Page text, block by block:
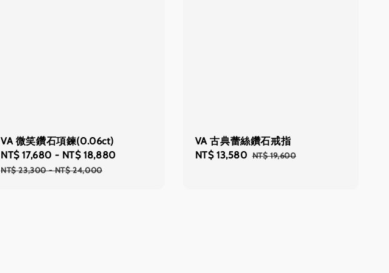
VA 微笑鑽石項鍊(0.06ct)
Sale
price
NT$ 17,680 - NT$ 18,880
NT$ 23,300-NT$ 24,000
VA 古典蕾絲鑽石戒指
Sale
NT$ 13,580 Regular
NT$ 19,600